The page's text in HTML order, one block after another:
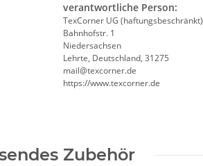
verantwortliche Person:
TexCorner UG (haftungsbeschränkt)
Bahnhofstr. 1
Niedersachsen
Lehrte, Deutschland, 31275
mail@texcorner.de
https://www.texcorner.de
Zubehör